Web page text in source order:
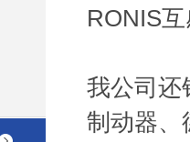
RONIS
我公司还
制动器、